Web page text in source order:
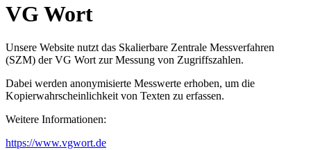
VG Wort
Unsere Website nutzt das Skalierbare Zentrale Messverfahren
(SZM) der VG Wort zur Messung von Zugriffszahlen.
Dabei werden anonymisierte Messwerte erhoben, um die
Kopierwahrscheinlichkeit von Texten zu erfassen.
Weitere Informationen:
https://www.vgwort.de